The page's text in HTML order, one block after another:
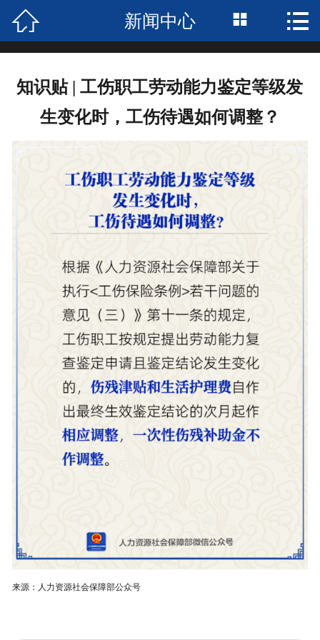
首页
关于我们
服务项目
招聘中心
新闻中心
企业风采
联系我们
 新闻中心  
知识贴 | 工伤职工劳动能力鉴定等级发
生变化时，工伤待遇如何调整？
来源：人力资源社会保障部公众号